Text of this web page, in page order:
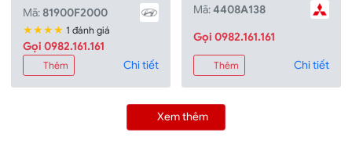
Mã:81900F2000
★★★★ 1 đánh giá
Gọi 0982.161.161
Thêm Chi tiết
Mã:4408A138
Gọi 0982.161.161
Thêm Chi tiết
Xem thêm